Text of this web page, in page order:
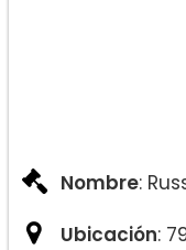
Nombre:
Ubicación: